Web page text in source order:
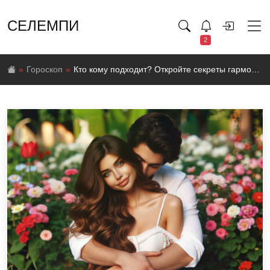
СЕЛЕМПИ
2
Гороскоп Кто кому подходит? Откройте секреты гармоничных отношений по гороскопу